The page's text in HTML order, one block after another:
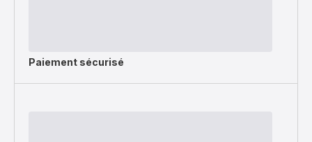
Paiement sécurisé